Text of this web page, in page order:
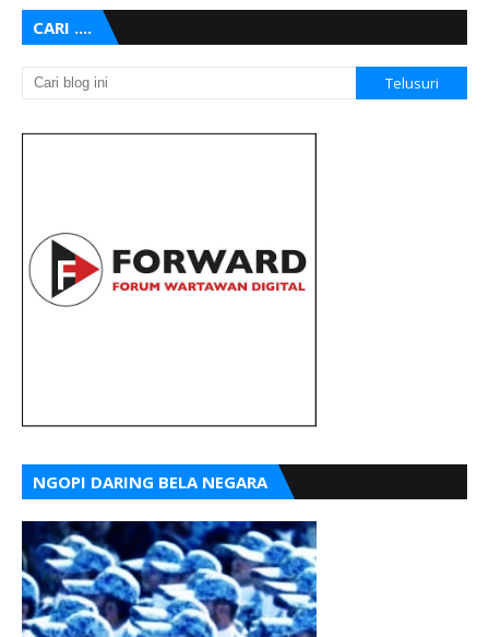
CARI ....
NGOPI DARING BELA NEGARA